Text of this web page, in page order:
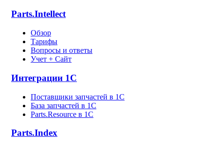
Parts.Intellect
Обзор
Тарифы
Вопросы и ответы
Учет + Сайт
Интеграции 1С
Поставщики запчастей в 1C
База запчастей в 1С
Parts.Resource в 1C
Parts.Index